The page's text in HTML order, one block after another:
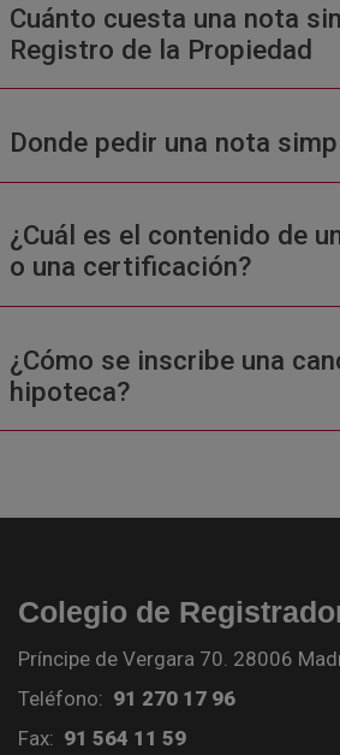
Cuánto cuesta una nota
Registro de la Propiedad
Donde pedir una nota
¿Cuál es el contenido de
o una certificación?
¿Cómo se inscribe una
hipoteca?
Colegio de
Príncipe de Vergara 70. 28006
Teléfono: 91 270 17 96
Fax: 91 564 11 59